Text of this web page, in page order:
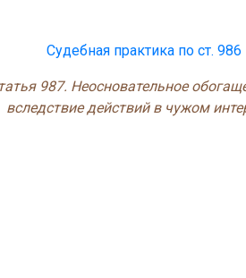
Судебная практика по ст.
987. Неосновательное
вследствие действий в чужом